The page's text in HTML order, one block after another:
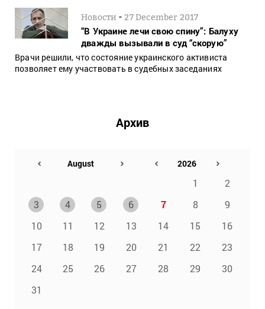
Новости -27 December 2017
“В Украине лечи свою спину”: Балуху
дважды вызывали в суд “скорую”
Врачи решили, что состояние украинского активиста
позволяет ему участвовать в судебных заседаниях
Архив
1
2
3
4 5 6 7 8
9
10
11 12 13 14 15
16
17
18 19 20 21 22
23
24
25 26 27 28 29
30
31